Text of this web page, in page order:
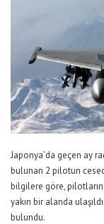
Japonya’da geçen ay
bulunan 2 pilotun
bilgilere göre,
yakın bir alanda
bulundu.